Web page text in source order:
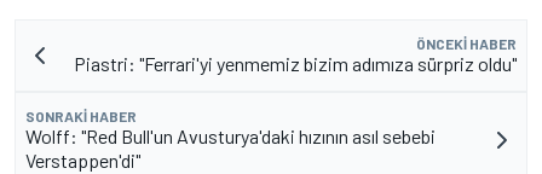
ÖNCEKI HABER
Piastri: "Ferrari'yi yenmemiz bizim adımıza sürpriz oldu"
SONRAKI HABER
Wolff: "Red Bull'un Avusturya'daki hızının asıl sebebi
Verstappen'di"